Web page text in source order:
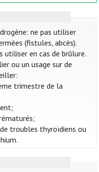
ne pas utiliser
(fistules, abcès).
utiliser en cas de brûlure.
ou un usage sur de
trimestre de la
troubles thyroïdiens ou